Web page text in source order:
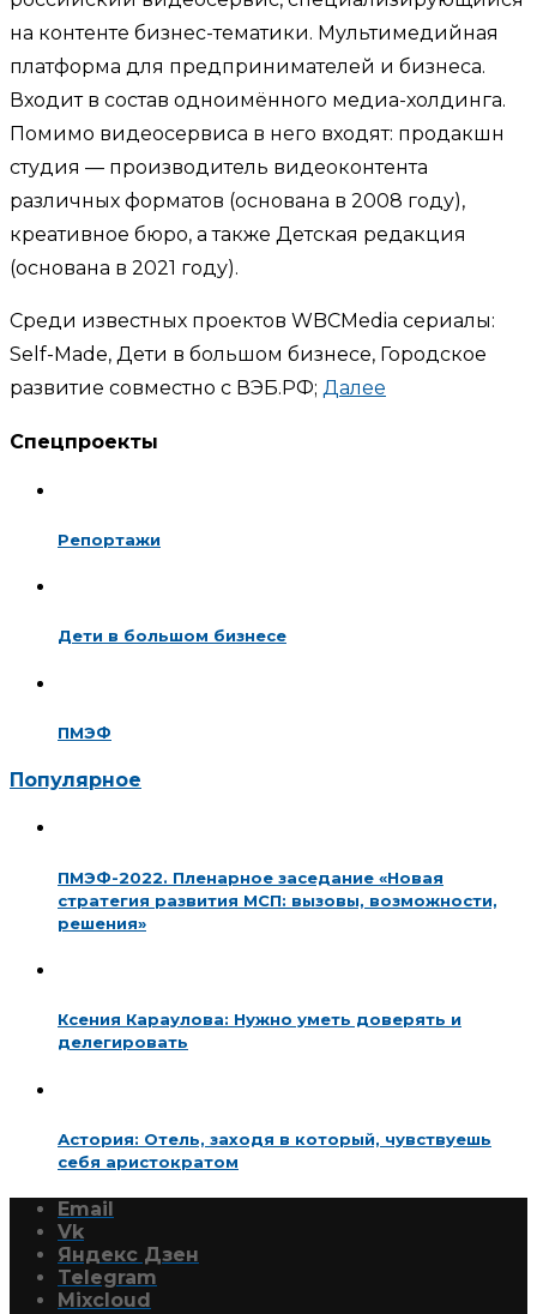
на контенте бизнес-тематики. Мультимедийная
платформа для предпринимателей и бизнеса.
Входит в состав одноимённого медиа-холдинга.
Помимо видеосервиса в него входят: продакшн
студия — производитель видеоконтента
различных форматов (основана в 2008 году),
креативное бюро, а также Детская редакция
(основана в 2021 году).
Среди известных проектов WBCMedia сериалы:
Self-Made, Дети в большом бизнесе, Городское
развитие совместно с ВЭБ.РФ; Далее
Спецпроекты
Репортажи
Дети в большом бизнесе
ПМЭФ
Популярное
ПМЭФ-2022. Пленарное заседание «Новая
стратегия развития МСП: вызовы, возможности,
решения»
Ксения Караулова: Нужно уметь доверять и
делегировать
Астория: Отель, заходя в который, чувствуешь
себя аристократом
Email
Vk
Яндекс Дзен
Telegram
Mixcloud